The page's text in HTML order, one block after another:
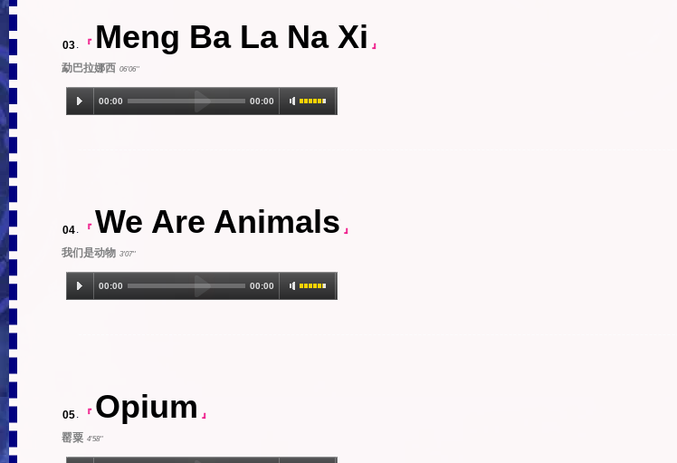
03. 『 Meng Ba La Na Xi 』
勐巴拉娜西 06'06''
00:00 00:00
04. 『 We Are Animals 』
我们是动物 3'07''
00:00 00:00
05. 『 Opium 』
罂粟 4'58''